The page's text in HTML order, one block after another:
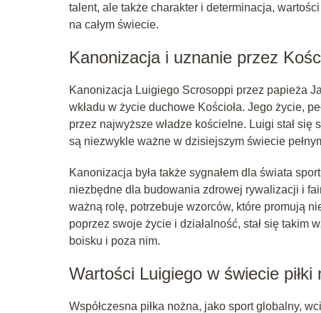
talent, ale także charakter i determinacja,
na całym świecie.
Kanonizacja i uznanie przez
Kanonizacja Luigiego Scrosoppi przez papieża
wkładu w życie duchowe Kościoła. Jego życie,
przez najwyższe władze kościelne. Luigi stał
są niezwykle ważne w dzisiejszym świecie
Kanonizacja była także sygnałem dla świata
niezbędne dla budowania zdrowej rywalizacji i
ważną rolę, potrzebuje wzorców, które promują
poprzez swoje życie i działalność, stał się takim
boisku i poza nim.
Wartości Luigiego w świecie piłki
Współczesna piłka nożna, jako sport globalny,